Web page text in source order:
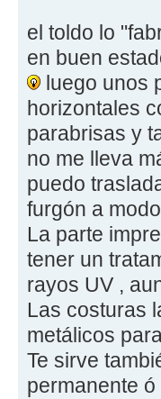
el toldo lo
en buen
luego unos
horizontales
parabrisas y
no me lleva
puedo
furgón a
La parte
tener un
rayos UV ,
Las costuras
metálicos
Te sirve
permanente